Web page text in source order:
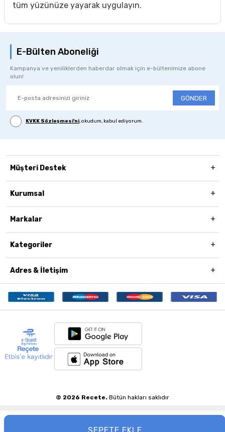
SEPETE EKLE
tüm yüzünüze yayarak uygulayın.
E-Bülten Aboneliği
Kampanya ve yeniliklerden haberdar olmak için e-bültenimize abone
olun!
GÖNDER
KVKK Sözleşmesi'ni, okudum, kabul ediyorum.
Müşteri Destek
Kurumsal
Markalar
Kategoriler
Adres & İletişim
© 2026 Recete. Bütün hakları saklıdır